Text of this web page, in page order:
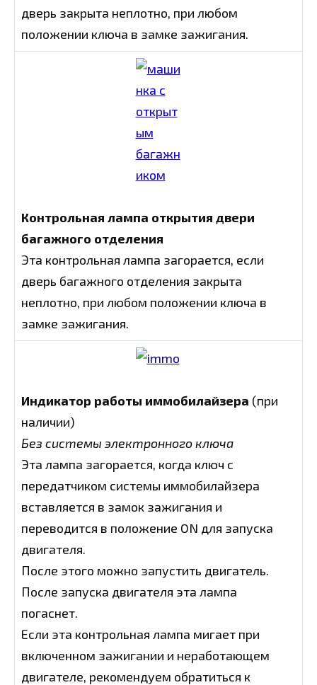
дверь закрыта неплотно, при любом
положении ключа в замке зажигания.
Контрольная лампа открытия двери
багажного отделения
Эта контрольная лампа загорается, если
дверь багажного отделения закрыта
неплотно, при любом положении ключа в
замке зажигания.
Индикатор работы иммобилайзера (при
наличии)
Без системы электронного ключа
Эта лампа загорается, когда ключ с
передатчиком системы иммобилайзера
вставляется в замок зажигания и
переводится в положение ON для запуска
двигателя.
После этого можно запустить двигатель.
После запуска двигателя эта лампа
погаснет.
Если эта контрольная лампа мигает при
включенном зажигании и неработающем
двигателе, рекомендуем обратиться к